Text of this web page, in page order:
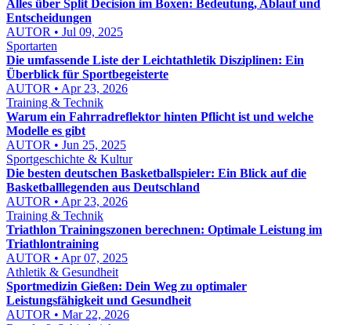
Alles über Split Decision im Boxen: Bedeutung, Ablauf und
Entscheidungen
AUTOR • Jul 09, 2025
Sportarten
Die umfassende Liste der Leichtathletik Disziplinen: Ein
Überblick für Sportbegeisterte
AUTOR • Apr 23, 2026
Training & Technik
Warum ein Fahrradreflektor hinten Pflicht ist und welche
Modelle es gibt
AUTOR • Jun 25, 2025
Sportgeschichte & Kultur
Die besten deutschen Basketballspieler: Ein Blick auf die
Basketballlegenden aus Deutschland
AUTOR • Apr 23, 2026
Training & Technik
Triathlon Trainingszonen berechnen: Optimale Leistung im
Triathlontraining
AUTOR • Apr 07, 2025
Athletik & Gesundheit
Sportmedizin Gießen: Dein Weg zu optimaler
Leistungsfähigkeit und Gesundheit
AUTOR • Mar 22, 2026